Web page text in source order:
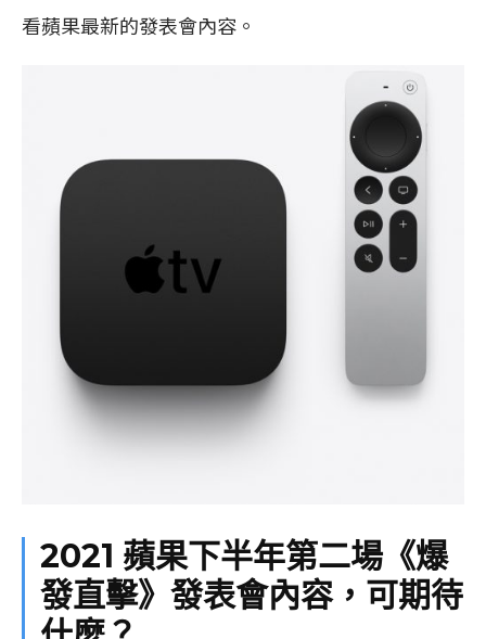
看蘋果最新的發表會內容。
2021 蘋果下半年第二場《爆
發直擊》發表會內容，可期待